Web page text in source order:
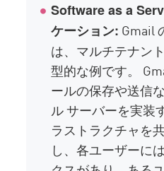
Software as a
ケーション: Gmail
は、マルチテナン
型的な例です。
ールの保存や送信
ル サーバーを実装
ラストラクチャを
し、各ユーザーに